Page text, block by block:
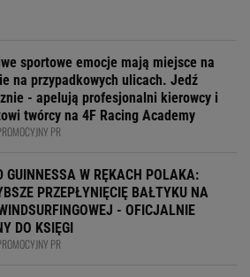
sportowe emocje mają miejsce na
na przypadkowych ulicach. Jedź
- apelują profesjonalni kierowcy i
twórcy na 4F Racing Academy
PR
GUINNESSA W RĘKACH POLAKA:
PRZEPŁYNIĘCIĘ BAŁTYKU NA
- OFICJALNIE
DO KSIĘGI
PR